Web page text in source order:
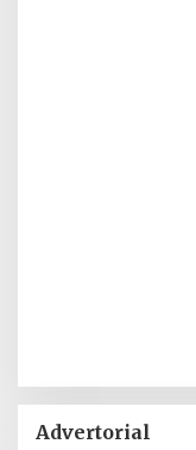
Advertorial